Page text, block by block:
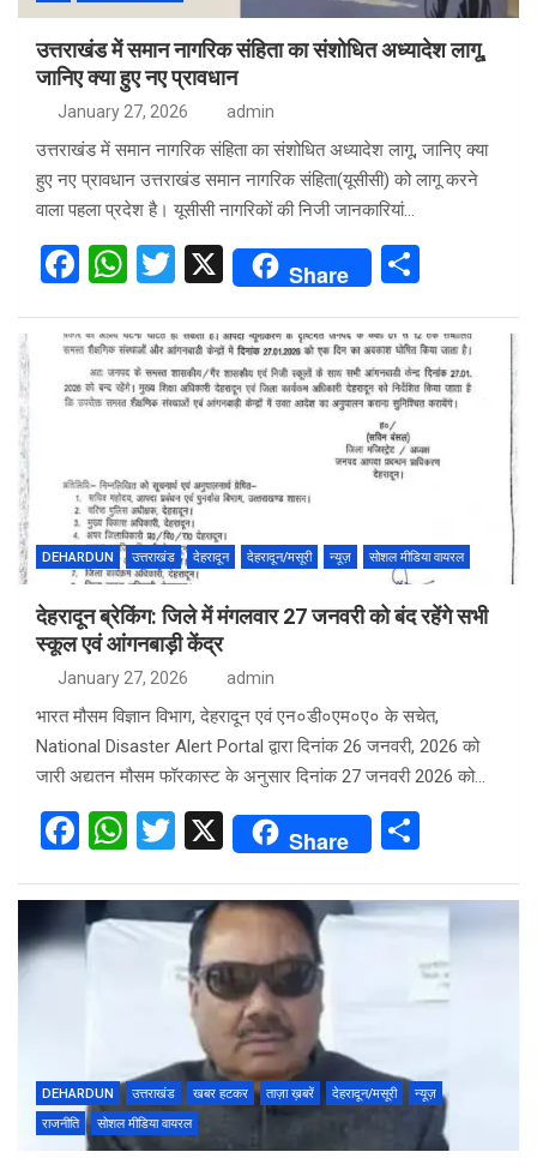
उत्तराखंड में समान नागरिक संहिता का संशोधित अध्यादेश लागू,
जानिए क्या हुए नए प्रावधान
January 27, 2026 admin
उत्तराखंड में समान नागरिक संहिता का संशोधित अध्यादेश लागू, जानिए क्या
हुए नए प्रावधान उत्तराखंड समान नागरिक संहिता(यूसीसी) को लागू करने
वाला पहला प्रदेश है। यूसीसी नागरिकों की निजी जानकारियां…
F
ce
b
o
k
W
at
s
A
p
T
tt
er
X Share
ar
e
DEHARDUN उत्तराखंड देहरादून देहरादून/मसूरी न्यूज़ सोशल मीडिया वायरल
देहरादून ब्रेकिंग: जिले में मंगलवार 27 जनवरी को बंद रहेंगे सभी
स्कूल एवं आंगनबाड़ी केंद्र
January 27, 2026 admin
भारत मौसम विज्ञान विभाग, देहरादून एवं एन०डी०एम०ए० के सचेत,
National Disaster Alert Portal द्वारा दिनांक 26 जनवरी, 2026 को
जारी अद्यतन मौसम फॉरकास्ट के अनुसार दिनांक 27 जनवरी 2026 को…
F
ce
b
W
at
s
p
T
tt
er
X Share
ar
DEHARDUN उत्तराखंड खबर हटकर ताज़ा ख़बरें देहरादून/मसूरी
न्यूज़
राजनीति
सोशल मीडिया वायरल